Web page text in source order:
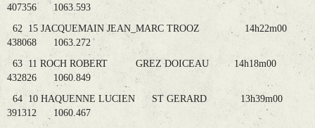
407356 1063.593
62 15 JACQUEMAIN JEAN_MARC TROOZ 14h22m00
438068 1063.272
63 11 ROCH ROBERT GREZ DOICEAU 14h18m00
432826 1060.849
64 10 HAQUENNE LUCIEN ST GERARD 13h39m00
391312 1060.467